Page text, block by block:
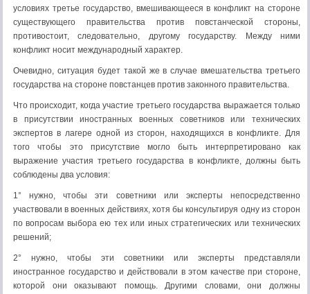
условиях третье государство, вмешивающееся в конфликт на стороне
существующего правительства против повстанческой стороны,
противостоит, следовательно, другому государству. Между ними
конфликт носит международный характер.
Очевидно, ситуация будет такой же в случае вмешательства третьего
государства на стороне повстанцев против законного правительства.
Что происходит, когда участие третьего государства выражается только
в присутствии иностранных военных советников или технических
экспертов в лагере одной из сторон, находящихся в конфликте. Для
того чтобы это присутствие могло быть интерпретировано как
выражение участия третьего государства в конфликте, должны быть
соблюдены два условия:
1° нужно, чтобы эти советники или эксперты непосредственно
участвовали в военных действиях, хотя бы консультируя одну из сторон
по вопросам выбора ею тех или иных стратегических или технических
решений;
2° нужно, чтобы эти советники или эксперты представляли
иностранное государство и действовали в этом качестве при стороне,
которой они оказывают помощь. Другими словами, они должны